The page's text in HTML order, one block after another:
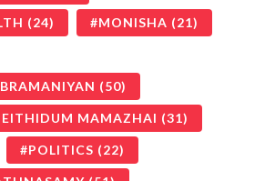
(24) MONISHA (21)
(50)
MAMAZHAI (31)
POLITICS (22)